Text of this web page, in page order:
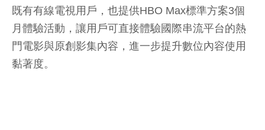
既有有線電視用戶，也提供HBO Max標準方案3個
月體驗活動，讓用戶可直接體驗國際串流平台的熱
門電影與原創影集內容，進一步提升數位內容使用
黏著度。